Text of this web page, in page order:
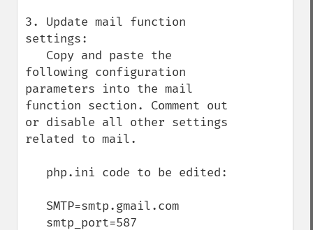
3. Update mail function
settings:
following configuration
parameters into the mail
function section. Comment out
or disable all other settings
related to mail.